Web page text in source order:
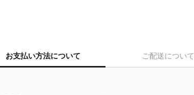
お支払い方法について ご配送について